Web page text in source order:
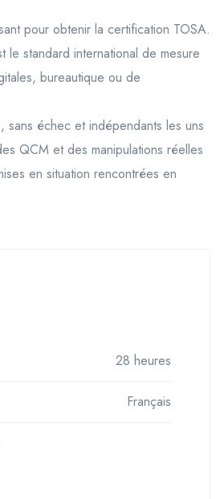
pour obtenir la certification TOSA.
le standard international de mesure
bureautique ou de
sans échec et indépendants les uns
QCM et des manipulations réelles
en situation rencontrées en
28 heures
Français